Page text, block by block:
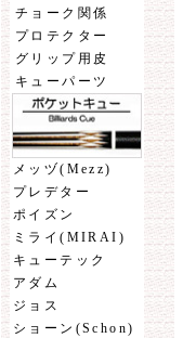
チョーク関係
プロテクター
グリップ用皮
キューパーツ
メッヅ(Mezz)
プレデター
ポイズン
ミライ(MIRAI)
キューテック
アダム
ジョス
ショーン(Schon)